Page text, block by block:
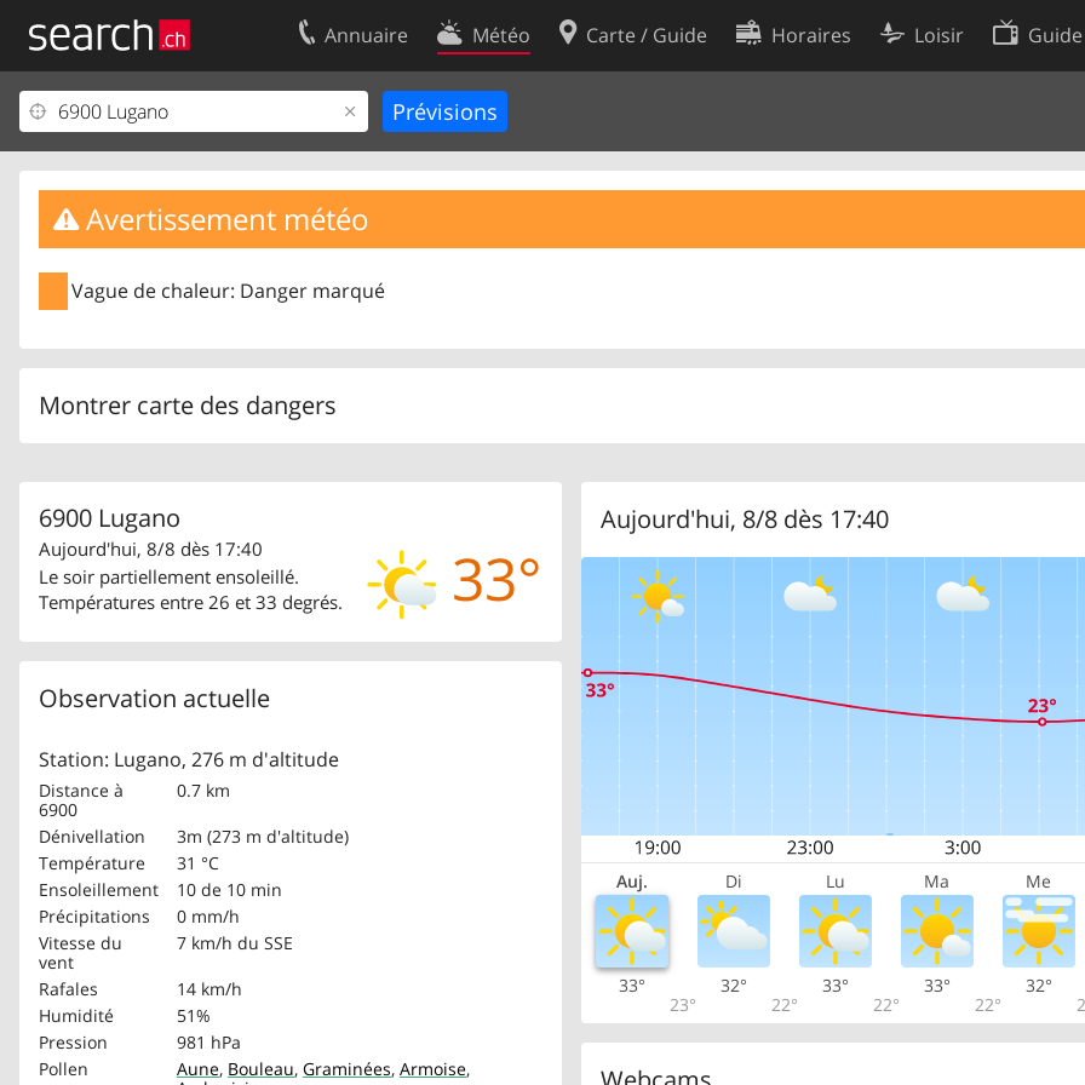
Annuaire Météo Carte / Guide Horaires Loisir
Avertissement météo
Vague de chaleur: Danger marqué
Montrer carte des dangers
6900 Lugano
33°
Aujourd'hui, 8/8 dès 17:40
Le soir partiellement ensoleillé.
Températures entre 26 et 33 degrés.
Observation actuelle
Station: Lugano, 276 m d'altitude
Distance à
6900
0.7 km
Dénivellation
3m (273 m d'altitude)
Température
31 °C
Ensoleillement
10 de 10 min
Précipitations
0 mm/h
Vitesse du
vent
7 km/h du SSE
Rafales
14 km/h
Humidité
51%
Pression
981 hPa
Pollen
Aune, Bouleau, Graminées, Armoise,
Aujourd'hui, 8/8 dès 17:40
Auj. Di Lu Ma Me
33°
23°
32°
22°
33°
22°
33°
22°
32°
Votre inscription
Centre clients
Mentions Légales
Contact
Conditions d’utilisation
Protection des données
Préférences de cookies
Développeurs